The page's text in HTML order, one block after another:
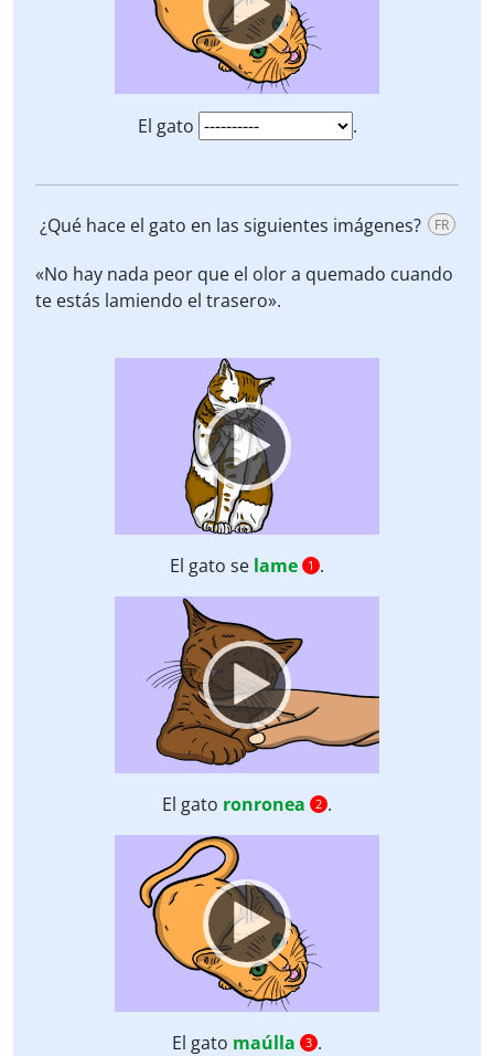
El gato .
¿Qué hace el gato en las siguientes imágenes? FR
«No hay nada peor que el olor a quemado cuando
te estás lamiendo el trasero».
Video
Player
El gato se lame 1 .
Player
El gato ronronea 2 .
Player
El gato maúlla 3 .